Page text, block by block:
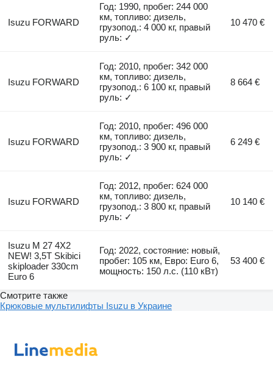
Isuzu FORWARD
Год: 1990, пробег: 244 000
км, топливо: дизель,
грузопод.: 4 000 кг, правый
руль: ✓
10 470 €
Isuzu FORWARD
Год: 2010, пробег: 342 000
км, топливо: дизель,
грузопод.: 6 100 кг, правый
руль: ✓
8 664 €
Isuzu FORWARD
Год: 2010, пробег: 496 000
км, топливо: дизель,
грузопод.: 3 900 кг, правый
руль: ✓
6 249 €
Isuzu FORWARD
Год: 2012, пробег: 624 000
км, топливо: дизель,
грузопод.: 3 800 кг, правый
руль: ✓
10 140 €
Isuzu M 27 4X2
NEW! 3,5T Skibici
skiploader 330cm
Euro 6
Год: 2022, состояние: новый,
пробег: 105 км, Евро: Euro 6,
мощность: 150 л.с. (110 кВт)
53 400 €
Смотрите также
Крюковые мультилифты Isuzu в Украине